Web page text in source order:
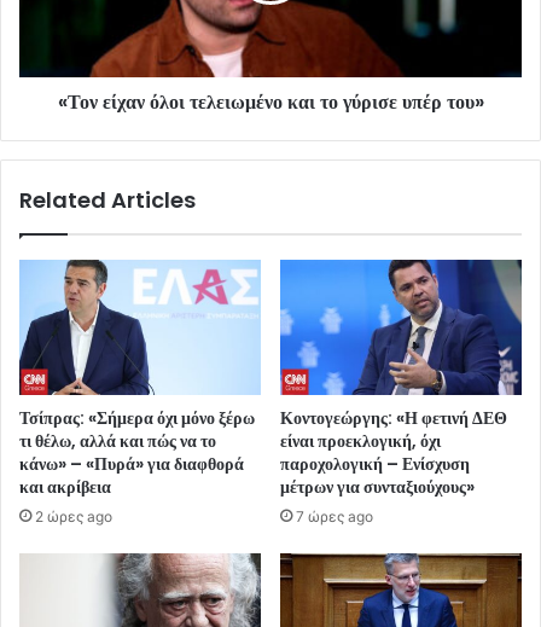
«Τον είχαν όλοι τελειωμένο και το γύρισε υπέρ του»
Related Articles
Τσίπρας: «Σήμερα όχι μόνο ξέρω
τι θέλω, αλλά και πώς να το
κάνω» – «Πυρά» για διαφθορά
και ακρίβεια
2 ώρες ago
Κοντογεώργης: «Η φετινή ΔΕΘ
είναι προεκλογική, όχι
παροχολογική – Ενίσχυση
μέτρων για συνταξιούχους»
7 ώρες ago